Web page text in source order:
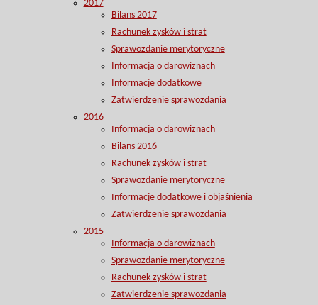
2017
Bilans 2017
Rachunek zysków i strat
Sprawozdanie merytoryczne
Informacja o darowiznach
Informacje dodatkowe
Zatwierdzenie sprawozdania
2016
Informacja o darowiznach
Bilans 2016
Rachunek zysków i strat
Sprawozdanie merytoryczne
Informacje dodatkowe i objaśnienia
Zatwierdzenie sprawozdania
2015
Informacja o darowiznach
Sprawozdanie merytoryczne
Rachunek zysków i strat
Zatwierdzenie sprawozdania